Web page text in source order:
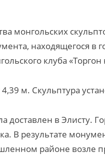
монгольских
находящегося
клуба
м. Скульптура
доставлен в Элисту.
В результате
районе возле